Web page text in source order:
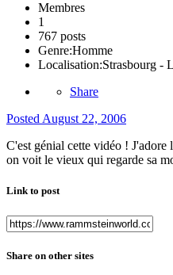
Membres
1
767 posts
Genre:Homme
Localisation:Strasbourg -
Share
Posted August 22, 2006
C'est génial cette vidéo !
on voit le vieux qui regarde sa
Link to post
Share on other sites